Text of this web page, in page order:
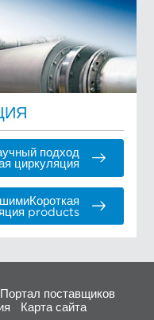
подход
циркуляция
products
Портал поставщиков
Карта сайта